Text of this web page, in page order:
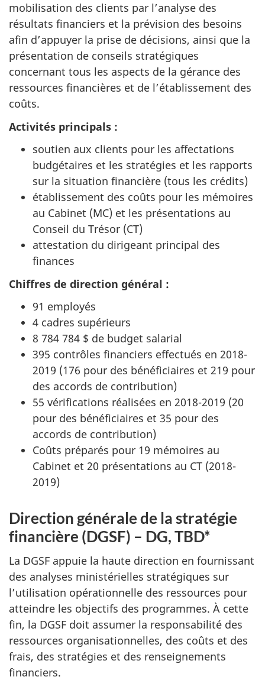
mobilisation des clients par l’analyse des
résultats financiers et la prévision des besoins
afin d’appuyer la prise de décisions, ainsi que la
présentation de conseils stratégiques
concernant tous les aspects de la gérance des
ressources financières et de l’établissement des
coûts.
Activités principals :
soutien aux clients pour les affectations
budgétaires et les stratégies et les rapports
sur la situation financière (tous les crédits)
établissement des coûts pour les mémoires
au Cabinet (MC) et les présentations au
Conseil du Trésor (CT)
attestation du dirigeant principal des
finances
Chiffres de direction général :
91 employés
4 cadres supérieurs
8 784 784 $ de budget salarial
395 contrôles financiers effectués en 2018-
2019 (176 pour des bénéficiaires et 219 pour
des accords de contribution)
55 vérifications réalisées en 2018-2019 (20
pour des bénéficiaires et 35 pour des
accords de contribution)
Coûts préparés pour 19 mémoires au
Cabinet et 20 présentations au CT (2018-
2019)
Direction générale de la stratégie
financière (DGSF) – DG, TBD*
La DGSF appuie la haute direction en fournissant
des analyses ministérielles stratégiques sur
l’utilisation opérationnelle des ressources pour
atteindre les objectifs des programmes. À cette
fin, la DGSF doit assumer la responsabilité des
ressources organisationnelles, des coûts et des
frais, des stratégies et des renseignements
financiers.